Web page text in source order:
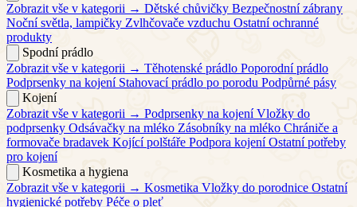
Zobrazit vše v kategorii → Dětské chůvičky Bezpečnostní zábrany
Noční světla, lampičky Zvlhčovače vzduchu Ostatní ochranné
produkty
Spodní prádlo
Zobrazit vše v kategorii → Těhotenské prádlo Poporodní prádlo
Podprsenky na kojení Stahovací prádlo po porodu Podpůrné pásy
Kojení
Zobrazit vše v kategorii → Podprsenky na kojení Vložky do
podprsenky Odsávačky na mléko Zásobníky na mléko Chrániče a
formovače bradavek Kojící polštáře Podpora kojení Ostatní potřeby
pro kojení
Kosmetika a hygiena
Zobrazit vše v kategorii → Kosmetika Vložky do porodnice Ostatní
hygienické potřeby Péče o pleť